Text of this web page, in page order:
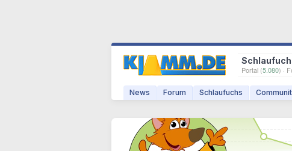
Portal (5.080) ·
News Forum Schlaufuchs